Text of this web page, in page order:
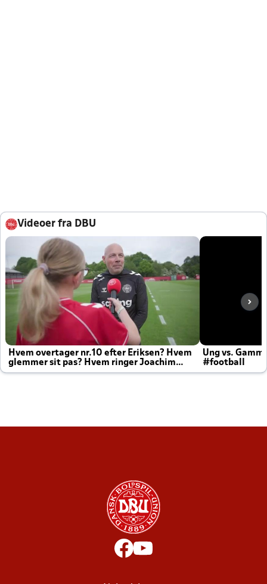
Videoer fra DBU
Hvem overtager nr.10 efter Eriksen? Hvem
glemmer sit pas? Hvem ringer Joachim
altid til efter kampe?
Ung vs.
#football